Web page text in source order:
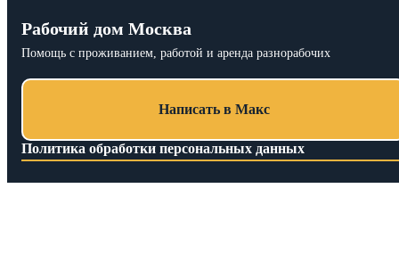
Рабочий дом Москва
Помощь с проживанием, работой и аренда разнорабочих
Написать в Макс
Политика обработки персональных данных